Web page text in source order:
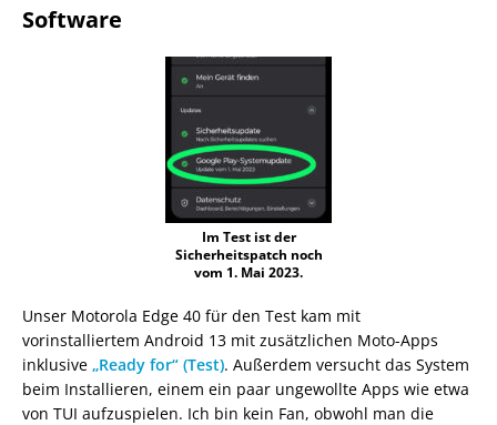
Software
Im Test ist der
Sicherheitspatch noch
vom 1. Mai 2023.
Unser Motorola Edge 40 für den Test kam mit
vorinstalliertem Android 13 mit zusätzlichen Moto-Apps
inklusive „Ready for“ (Test). Außerdem versucht das System
beim Installieren, einem ein paar ungewollte Apps wie etwa
von TUI aufzuspielen. Ich bin kein Fan, obwohl man die